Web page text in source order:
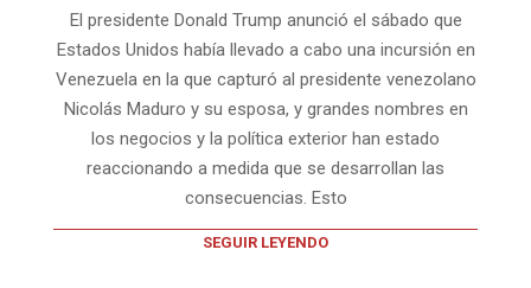
El presidente Donald Trump anunció el sábado que
Estados Unidos había llevado a cabo una incursión en
Venezuela en la que capturó al presidente venezolano
Nicolás Maduro y su esposa, y grandes nombres en
los negocios y la política exterior han estado
reaccionando a medida que se desarrollan las
consecuencias. Esto
SEGUIR LEYENDO